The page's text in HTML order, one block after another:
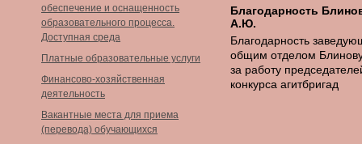
обеспечение и оснащенность
образовательного процесса.
Доступная среда
Платные образовательные услуги
Финансово-хозяйственная
деятельность
Вакантные места для приема
(перевода) обучающихся
Благодарность
А.Ю.
Благодарность
общим отделом
за работу
конкурса агитбригад